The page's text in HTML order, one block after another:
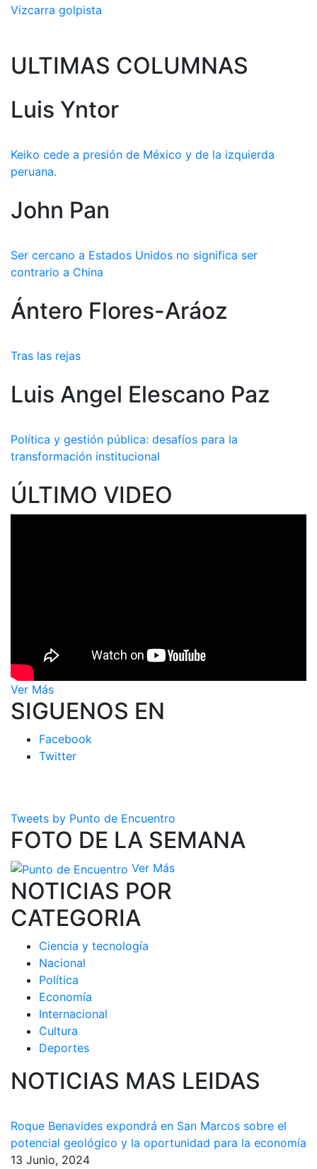
Vizcarra golpista
ULTIMAS COLUMNAS
Luis Yntor
Keiko cede a presión de México y de la izquierda
peruana.
John Pan
Ser cercano a Estados Unidos no significa ser
contrario a China
Ántero Flores-Aráoz
Tras las rejas
Luis Angel Elescano Paz
Política y gestión pública: desafíos para la
transformación institucional
ÚLTIMO VIDEO
Ver Más
SIGUENOS EN
Facebook
Twitter
Tweets by Punto de Encuentro
FOTO DE LA SEMANA
Ver Más
NOTICIAS POR
CATEGORIA
Ciencia y tecnología
Nacional
Política
Economía
Internacional
Cultura
Deportes
NOTICIAS MAS LEIDAS
Roque Benavides expondrá en San Marcos sobre el
potencial geológico y la oportunidad para la economía
13 Junio, 2024